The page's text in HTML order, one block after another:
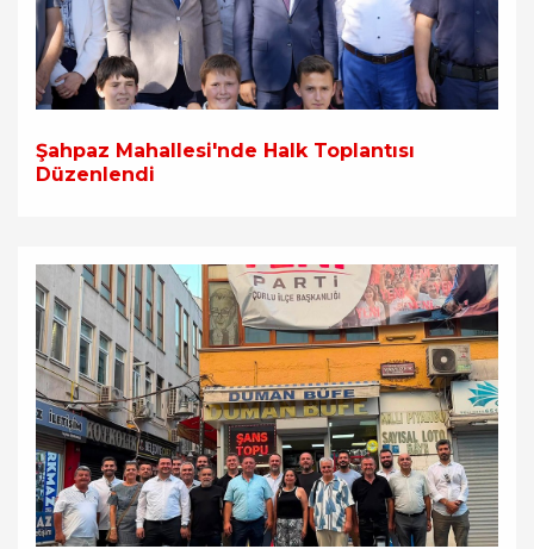
Şahpaz Mahallesi'nde Halk Toplantısı
Düzenlendi